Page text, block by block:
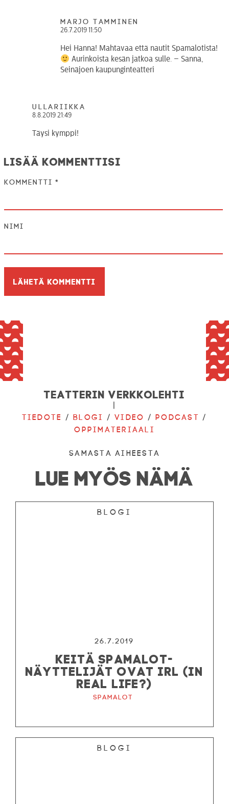
Marjo Tamminen
26.7.2019 11:50
Hei Hanna! Mahtavaa että nautit Spamalotista!
Aurinkoista kesän jatkoa sulle. – Sanna,
Seinäjoen kaupunginteatteri
Ullariikka
8.8.2019 21:49
Täysi kymppi!
Lisää kommenttisi
Kommentti *
Nimi
Teatterin verkkolehti
|
Tiedote /Blogi /Video /Podcast /
Oppimateriaali
Samasta aiheesta
LUE MYÖS NÄMÄ
Blogi
26.7.2019
KEITÄ SPAMALOT-
NÄYTTELIJÄT OVAT IRL (IN
REAL LIFE?)
Spamalot
Blogi